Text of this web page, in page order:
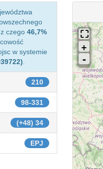
z czego 46,7%
w systemie
210
98-331
(+48) 34
EPJ